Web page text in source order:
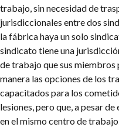
trabajo, sin necesidad de
jurisdiccionales entre dos
la fábrica haya un solo
sindicato tiene una
de trabajo que sus miembros
manera las opciones de los
capacitados para los
lesiones, pero que, a pesar
en el mismo centro de